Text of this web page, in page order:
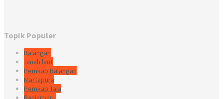
Topik Populer
Balangan
tanah laut
Pemkab Balangan
Martapura
Pemkab Tala